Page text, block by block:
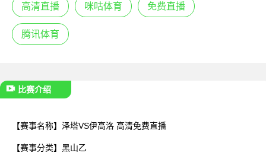
高清直播 咪咕体育 免费直播
腾讯体育
比赛介绍
【赛事名称】 泽塔VS伊高洛 高清免费直播
【赛事分类】 黑山乙